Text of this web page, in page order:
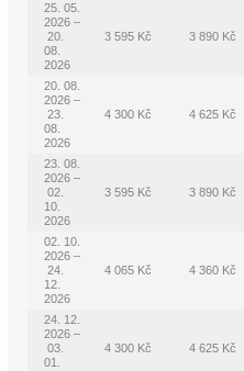
25. 05.
2026 –
20.
08.
2026
3 595 Kč 3 890 Kč
20. 08.
2026 –
23.
08.
2026
4 300 Kč 4 625 Kč
23. 08.
2026 –
02.
10.
2026
3 595 Kč 3 890 Kč
02. 10.
2026 –
24.
12.
2026
4 065 Kč 4 360 Kč
24. 12.
2026 –
03.
01.
4 300 Kč 4 625 Kč